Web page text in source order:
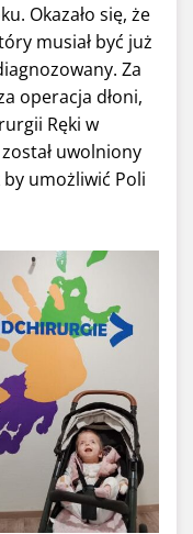
Okazało się, że
musiał być już
Za
operacja dłoni,
Ręki w
uwolniony
umożliwić Poli